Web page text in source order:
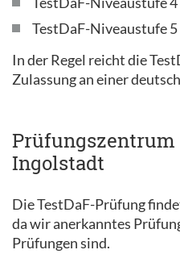
TestDaF-Niveaustufe 5
In der Regel reicht die
Zulassung an einer
Ingolstadt
Die TestDaF-Prüfung
da wir anerkanntes
Prüfungen sind.